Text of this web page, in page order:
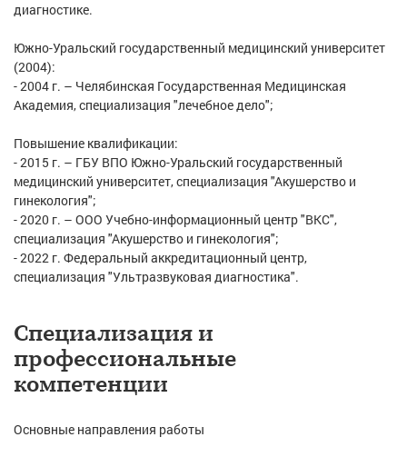
диагностике.
Южно-Уральский государственный медицинский университет
(2004):
- 2004 г. – Челябинская Государственная Медицинская
Академия, специализация "лечебное дело";
Повышение квалификации:
- 2015 г. – ГБУ ВПО Южно-Уральский государственный
медицинский университет, специализация "Акушерство и
гинекология";
- 2020 г. – ООО Учебно-информационный центр "ВКС",
специализация "Акушерство и гинекология";
- 2022 г. Федеральный аккредитационный центр,
специализация "Ультразвуковая диагностика".
Специализация и
профессиональные
компетенции
Основные направления работы